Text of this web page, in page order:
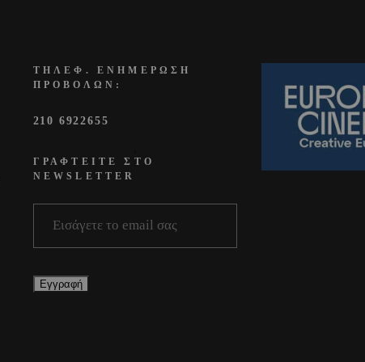
ΤΗΛΕΦ. ΕΝΗΜΕΡΩΣΗ
ΠΡΟΒΟΛΩΝ:
210 6922655
ΓΡΑΦΤΕΙΤΕ ΣΤΟ
NEWSLETTER